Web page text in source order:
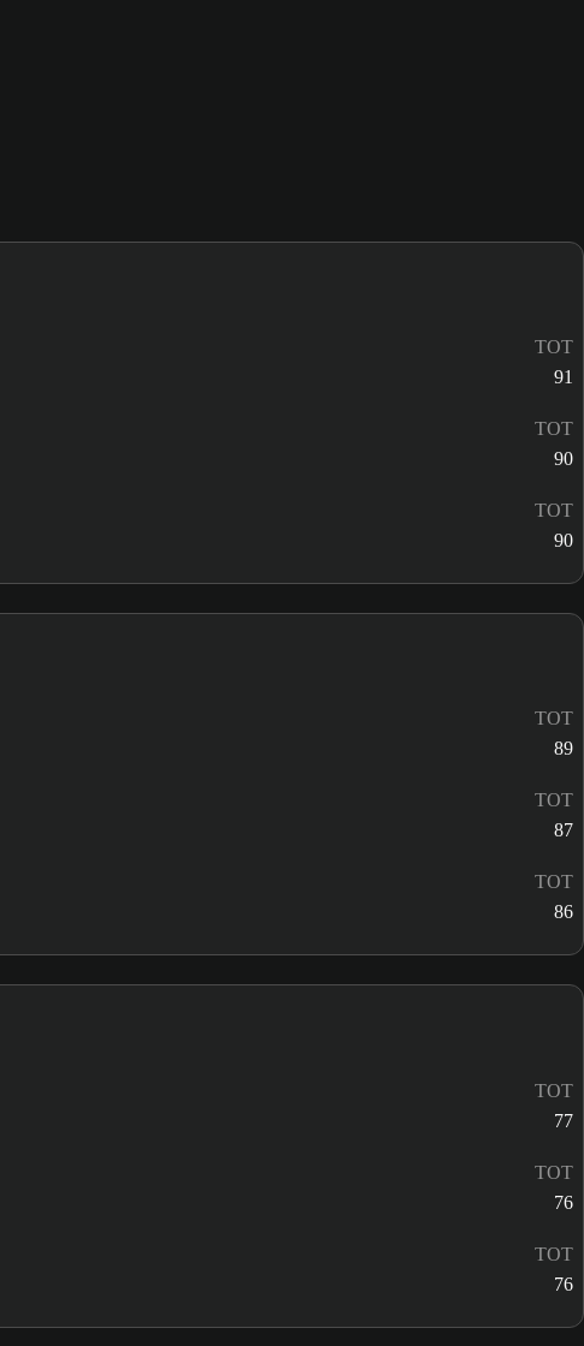
TOT
91
TOT
90
TOT
90
TOT
89
TOT
87
TOT
86
TOT
77
TOT
76
TOT
76